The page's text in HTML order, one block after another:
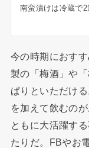
南蛮漬けは冷蔵で
今の時期におす
製の「梅酒」や
ぱりといただけ
を加えて飲むの
ともに大活躍す
たりだ。FBやお